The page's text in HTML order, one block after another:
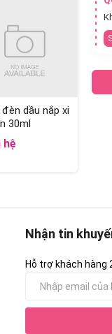
đèn dầu nắp xi
30ml
hệ
Nhận tin
Hỗ trợ khách hàng